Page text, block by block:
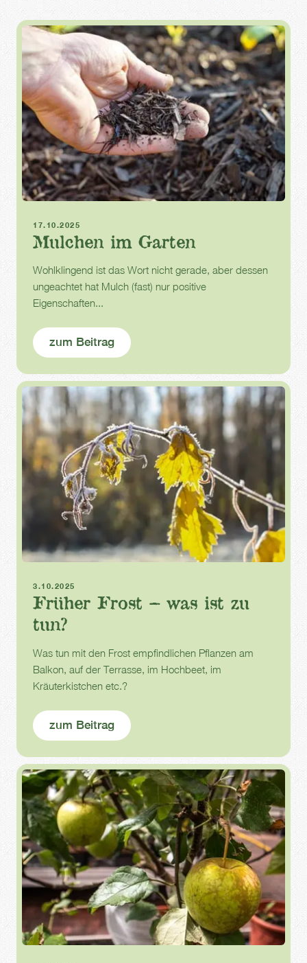
17.10.2025
Mulchen im Garten
Wohlklingend ist das Wort nicht gerade, aber dessen
ungeachtet hat Mulch (fast) nur positive
Eigenschaften...
zum Beitrag
3.10.2025
Früher Frost – was ist zu
tun?
Was tun mit den Frost empfindlichen Pflanzen am
Balkon, auf der Terrasse, im Hochbeet, im
Kräuterkistchen etc.?
zum Beitrag